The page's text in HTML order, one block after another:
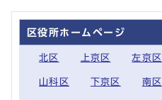
区役所ホームページ
北区 上京区 左京区
山科区 下京区 南区